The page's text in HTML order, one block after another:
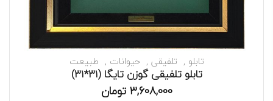
تابلو تلفیقی حیوانات طبیعت
تابلو تلفیقی گوزن تایگا (31*31)
3,608,000 تومان